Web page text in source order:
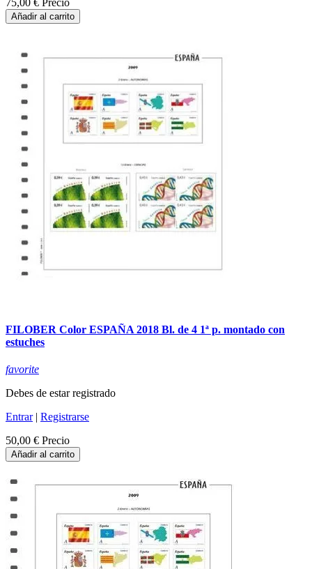
Añadir al carrito
FILOBER Color ESPAÑA 2018 Bl. de 4 1ª p. montado con
estuches
favorite
Debes de estar registrado
Entrar| Registrarse
50,00 € Precio
Añadir al carrito